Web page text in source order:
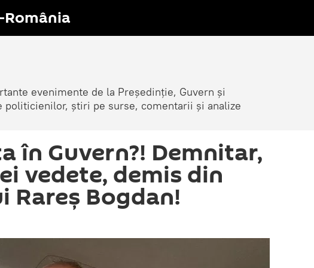
evenimente de la Președinție, Guvern și
știri pe surse, comentarii și analize
în Guvern?! Demnitar,
vedete, demis din
Rareș Bogdan!